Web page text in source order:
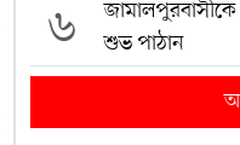
৬
শুভ পাঠান